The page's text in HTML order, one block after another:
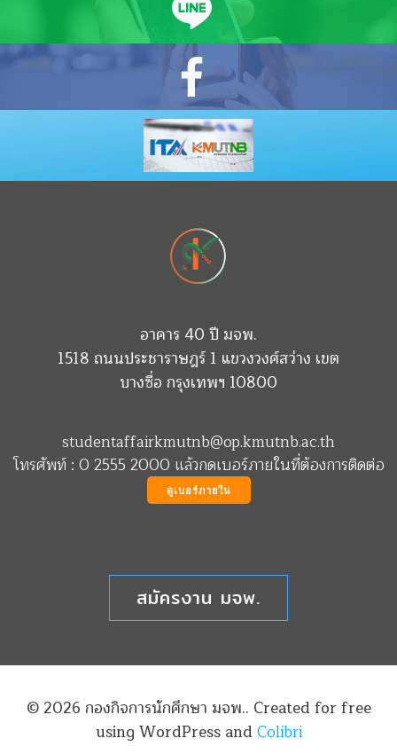
อาคาร 40 ปี มจพ.
1518 ถนนประชาราษฎร์ 1 แขวงวงศ์สว่าง เขต
บางซื่อ กรุงเทพฯ 10800
studentaffairkmutnb@op.kmutnb.ac.th
โทรศัพท์ : 0 2555 2000 แล้วกดเบอร์ภายในที่ต้องการติดต่อ
ดูเบอร์ภายใน
สมัครงาน มจพ.
© 2026 กองกิจการนักศึกษา มจพ.. Created for free
using WordPress and Colibri